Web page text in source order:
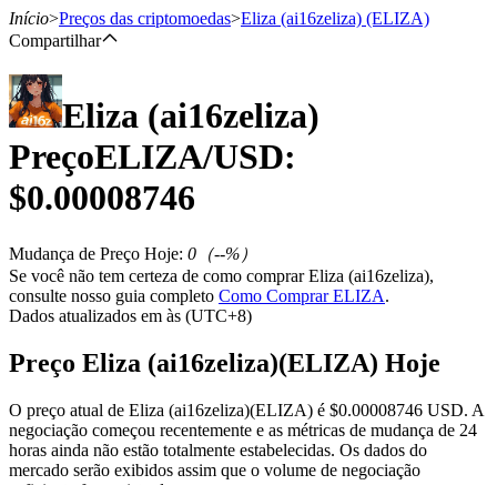
Futuros
Futuros usando USDT como garantia
Início>Preços das criptomoedas>Eliza (ai16zeliza) (ELIZA)
Compartilhar
Eliza (ai16zeliza)
PreçoELIZA/USD:
$0.00008746
Mudança de Preço Hoje: 0 （--%）
Se você não tem certeza de como comprar Eliza (ai16zeliza),
consulte nosso guia completo Como Comprar ELIZA.
Dados atualizados em às (UTC+8)
Preço Eliza (ai16zeliza)(ELIZA) Hoje
O preço atual de Eliza (ai16zeliza)(ELIZA) é $0.00008746 USD. A
negociação começou recentemente e as métricas de mudança de 24
horas ainda não estão totalmente estabelecidas. Os dados do
mercado serão exibidos assim que o volume de negociação